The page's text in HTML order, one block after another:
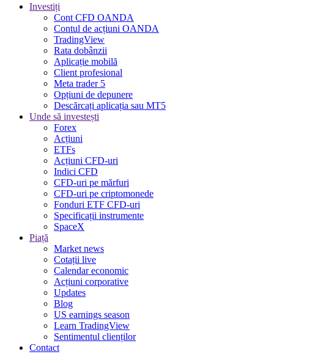
Investiți
Cont CFD OANDA
Contul de acțiuni OANDA
TradingView
Rata dobânzii
Aplicație mobilă
Client profesional
Meta trader 5
Opțiuni de depunere
Descărcați aplicația sau MT5
Unde să investești
Forex
Acțiuni
ETFs
Acțiuni CFD-uri
Indici CFD
CFD-uri pe mărfuri
CFD-uri pe criptomonede
Fonduri ETF CFD-uri
Specificații instrumente
SpaceX
Piață
Market news
Cotații live
Calendar economic
Acțiuni corporative
Updates
Blog
US earnings season
Learn TradingView
Sentimentul clienților
Contact